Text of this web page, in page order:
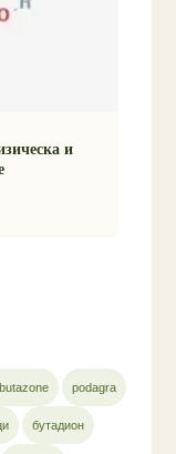
и
podagra
бутадион